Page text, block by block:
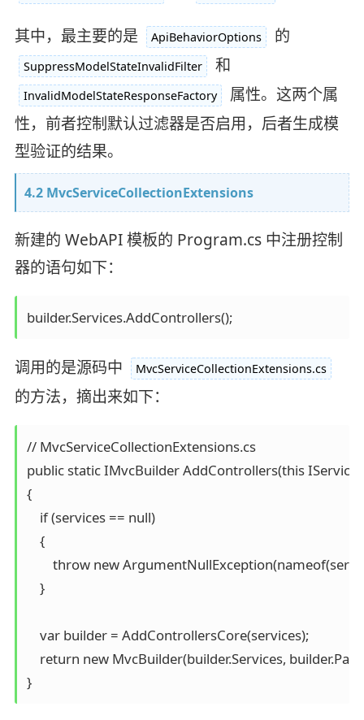
其中，最主要的是 ApiBehaviorOptions 的
SuppressModelStateInvalidFilter 和
InvalidModelStateResponseFactory
属性。这两个属
性，前者控制默认过滤器是否启用，后者生成模
型验证的结果。
4.2 MvcServiceCollectionExtensions
新建的 WebAPI 模板的 Program.cs 中注册控制
器的语句如下：
builder.Services.AddControllers();
调用的是源码中 MvcServiceCollectionExtensions.cs
的方法，摘出来如下：
// MvcServiceCollectionExtensions.cs
public static IMvcBuilder AddControllers(this
{
    if (services == null)
    {
throw new
    }
    var builder = AddControllersCore(services);
return new MvcBuilder(builder.Services,
}